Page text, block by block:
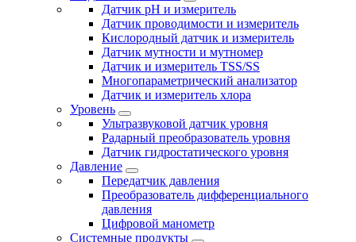
Датчик pH и измеритель
Датчик проводимости и измеритель
Кислородный датчик и измеритель
Датчик мутности и мутномер
Датчик и измеритель TSS/SS
Многопараметрический анализатор
Датчик и измеритель хлора
Уровень
Ультразвуковой датчик уровня
Радарный преобразователь уровня
Датчик гидростатического уровня
Давление
Передатчик давления
Преобразователь дифференциального
давления
Цифровой манометр
Системные продукты